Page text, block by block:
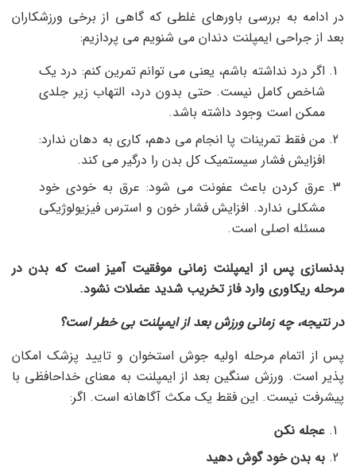
در ادامه به بررسی باورهای غلطی که گاهی از برخی ورزشکاران
بعد از جراحی ایمپلنت دندان می شنویم می پردازیم:
اگر درد نداشته باشم، یعنی می توانم تمرین کنم: درد یک
شاخص کامل نیست. حتی بدون درد، التهاب زیر جلدی
ممکن است وجود داشته باشد.
من فقط تمرینات پا انجام می دهم، کاری به دهان ندارد:
افزایش فشار سیستمیک کل بدن را درگیر می کند.
عرق کردن باعث عفونت می شود: عرق به خودی خود
مشکلی ندارد. افزایش فشار خون و استرس فیزیولوژیکی
مسئله اصلی است.
بدنسازی پس از ایمپلنت زمانی موفقیت آمیز است که بدن در
مرحله ریکاوری وارد فاز تخریب شدید عضلات نشود.
در نتیجه، چه زمانی ورزش بعد از ایمپلنت بی خطر است؟
پس از اتمام مرحله اولیه جوش استخوان و تایید پزشک امکان
پذیر است. ورزش سنگین بعد از ایمپلنت به معنای خداحافظی با
پیشرفت نیست. این فقط یک مکث آگاهانه است. اگر:
عجله نکن
به بدن خود گوش دهید